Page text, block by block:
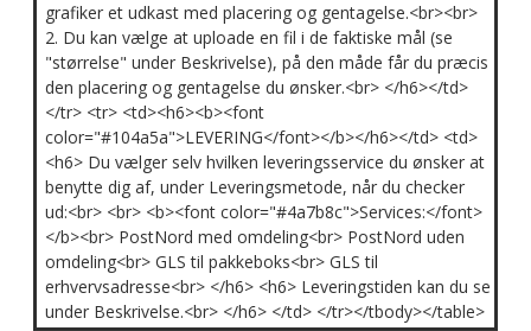
grafiker et udkast med placering og gentagelse.<br><br>
2. Du kan vælge at uploade en fil i de faktiske mål (se
"størrelse" under Beskrivelse), på den måde får du præcis
den placering og gentagelse du ønsker.<br> </h6></td>
</tr> <tr> <td><h6><b><font
color="#104a5a">LEVERING</font></b></h6></td> <td>
<h6> Du vælger selv hvilken leveringsservice du ønsker at
benytte dig af, under Leveringsmetode, når du checker
ud:<br> <br> <b><font color="#4a7b8c">Services:</font>
</b><br> PostNord med omdeling<br> PostNord uden
omdeling<br> GLS til pakkeboks<br> GLS til
erhvervsadresse<br> </h6> <h6> Leveringstiden kan du se
under Beskrivelse.<br> </h6> </td> </tr></tbody></table>